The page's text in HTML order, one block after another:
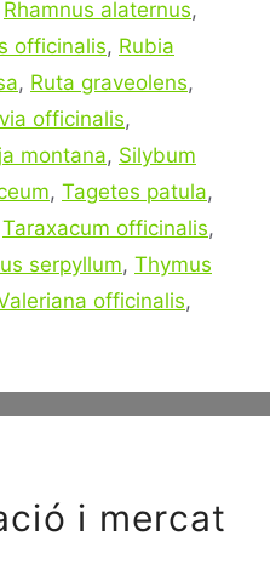
Rhamnus alaternus,
officinalis, Rubia
, Ruta graveolens,
officinalis,
montana, Silybum
, Tagetes patula,
Taraxacum officinalis,
serpyllum, Thymus
officinalis,
i mercat